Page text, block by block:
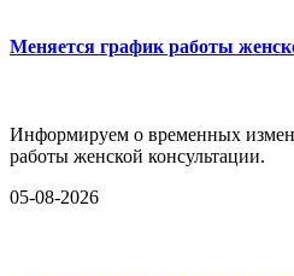
Меняется график работы
Информируем о временных
работы женской консультации.
05-08-2026